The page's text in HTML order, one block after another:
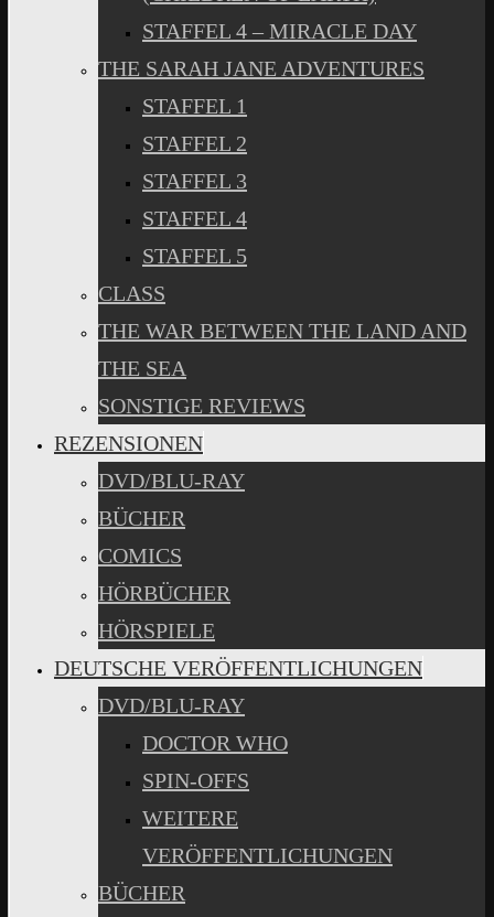
STAFFEL 4 – MIRACLE DAY
THE SARAH JANE ADVENTURES
STAFFEL 1
STAFFEL 2
STAFFEL 3
STAFFEL 4
STAFFEL 5
CLASS
THE WAR BETWEEN THE LAND AND
THE SEA
SONSTIGE REVIEWS
REZENSIONEN
DVD/BLU-RAY
BÜCHER
COMICS
HÖRBÜCHER
HÖRSPIELE
DEUTSCHE VERÖFFENTLICHUNGEN
DVD/BLU-RAY
DOCTOR WHO
SPIN-OFFS
WEITERE
VERÖFFENTLICHUNGEN
BÜCHER